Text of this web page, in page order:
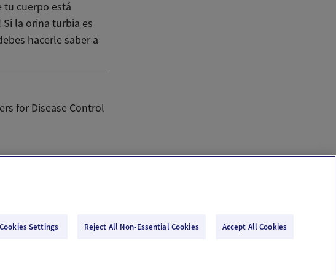
tu cuerpo está
la orina turbia es
hacerle saber a
for Disease Control
Cookies Settings Reject All Non-Essential Cookies Accept All Cookies